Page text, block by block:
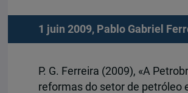
1 juin 2009, Pablo Gabriel
P. G. Ferreira (2009), «A
reformas do setor de petróleo